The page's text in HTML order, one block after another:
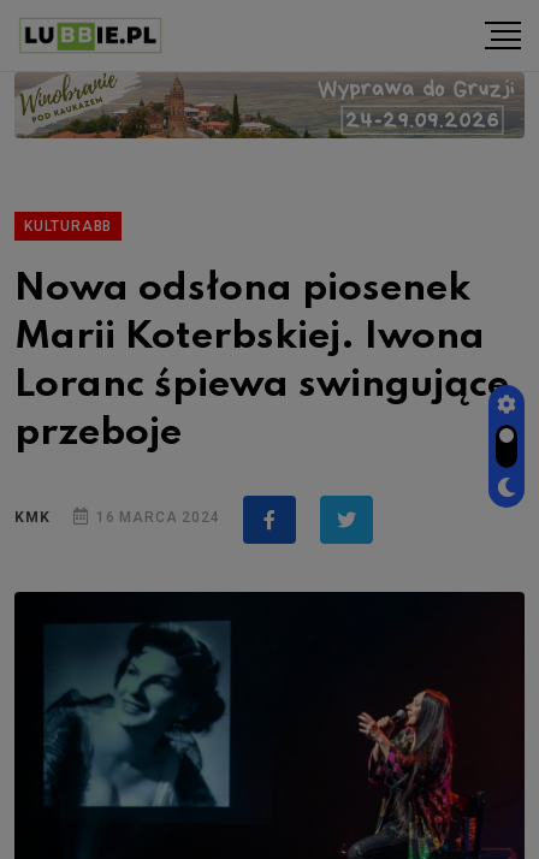
KULTURABB
Nowa odsłona piosenek
Marii Koterbskiej. Iwona
Loranc śpiewa swingujące
przeboje
KMK 16 MARCA 2024